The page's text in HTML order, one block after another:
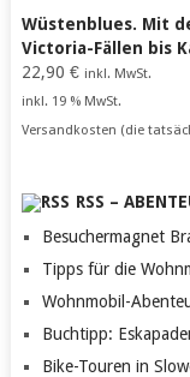
Wüstenblues. Mit
Victoria-Fällen bis
22,90 € inkl. MwSt.
inkl. 19 % MwSt.
Versandkosten (die
RSS –
Besuchermagnet
Tipps für die
Wohnmobil-
Buchtipp:
Bike-Touren in